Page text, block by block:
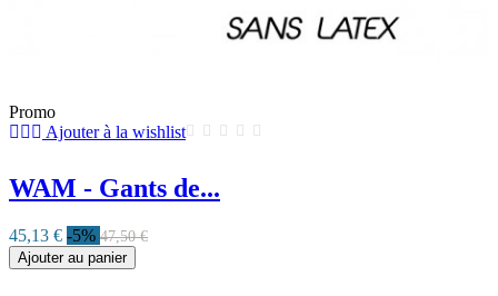
Promo
Ajouter à la wishlist
WAM - Gants de...
45,13 € -5% 47,50 €
Ajouter au panier